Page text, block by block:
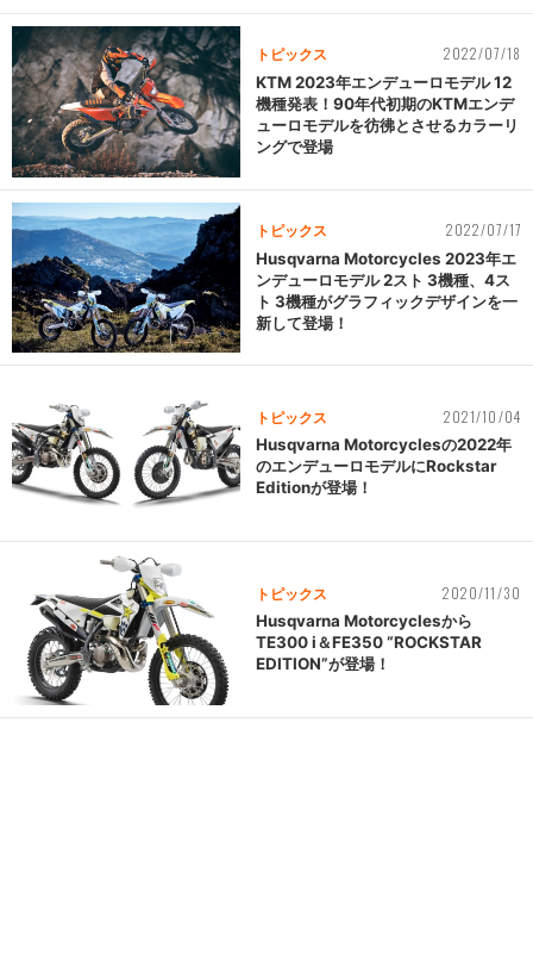
トピックス 2022/07/18
KTM 2023年エンデューロモデル 12
機種発表！90年代初期のKTMエンデ
ューロモデルを彷彿とさせるカラーリ
ングで登場
トピックス 2022/07/17
Husqvarna Motorcycles 2023年エ
ンデューロモデル 2スト 3機種、4ス
ト 3機種がグラフィックデザインを一
新して登場！
トピックス 2021/10/04
Husqvarna Motorcyclesの2022年
のエンデューロモデルにRockstar
Editionが登場！
トピックス 2020/11/30
Husqvarna Motorcyclesから
TE300 i＆FE350 “ROCKSTAR
EDITION”が登場！